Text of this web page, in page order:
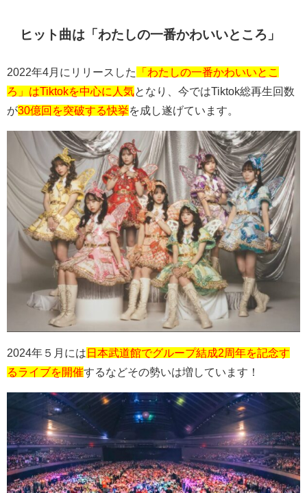
ヒット曲は「わたしの一番かわいいところ」
2022年4 月にリリースした
「わたしの一番かわいいとこ
ろ」はTiktokを中心に人気となり、今ではTiktok総再生回数
が30億回を突破する快挙を成し遂げています。
2024年５月には 日本武道館でグループ結成2周年を記念す
るライブを開催するなどその勢いは増しています！